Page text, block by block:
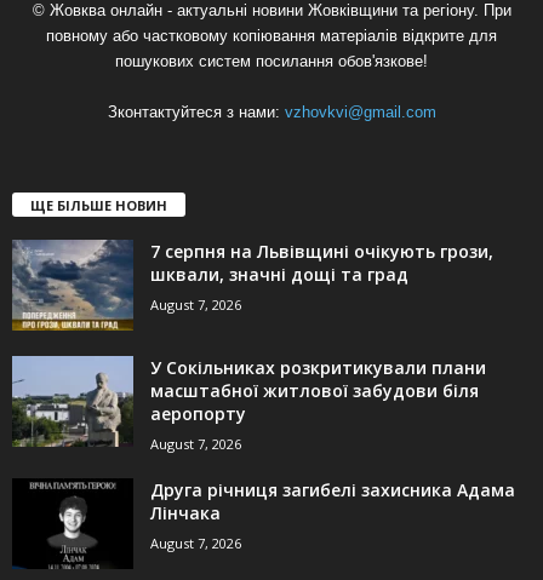
© Жовква онлайн - актуальні новини Жовківщини та регіону. При
повному або частковому копіювання матеріалів відкрите для
пошукових систем посилання обов'язкове!
Зконтактуйтеся з нами: vzhovkvi@gmail.com
ЩЕ БІЛЬШЕ НОВИН
7 серпня на Львівщині очікують грози,
шквали, значні дощі та град
August 7, 2026
У Сокільниках розкритикували плани
масштабної житлової забудови біля
аеропорту
August 7, 2026
Друга річниця загибелі захисника Адама
Лінчака
August 7, 2026